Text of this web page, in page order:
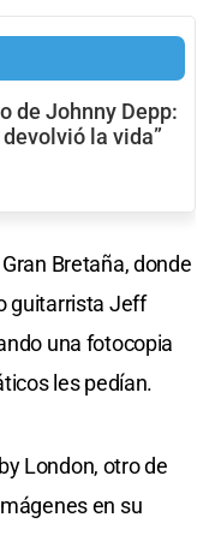
de Johnny Depp:
la vida”
Bretaña, donde
guitarrista Jeff
una fotocopia
les pedían.
London, otro de
en su